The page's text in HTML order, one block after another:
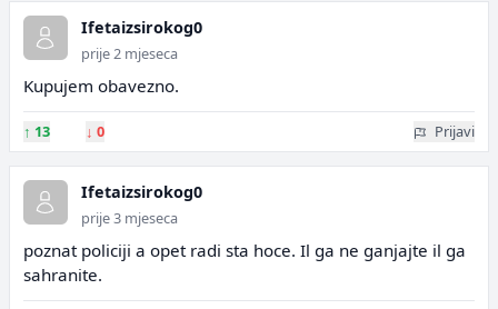
Ifetaizsirokog0
prije 2 mjeseca
Kupujem obavezno.
↑ 13 ↓ 0 Prijavi
Ifetaizsirokog0
prije 3 mjeseca
poznat policiji a opet radi sta hoce. Il ga ne ganjajte il ga
sahranite.